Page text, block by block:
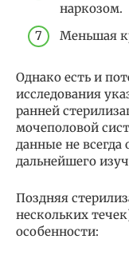
наркозом.
Меньшая
Однако есть и
исследования
ранней
мочеполовой
данные не
дальнейшего
Поздняя
нескольких
особенности: